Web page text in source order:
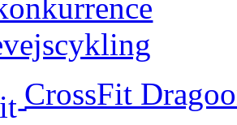
CrossFit